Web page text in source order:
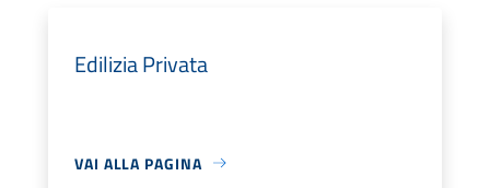
Edilizia Privata
VAI ALLA PAGINA